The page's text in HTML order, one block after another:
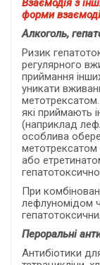
Взаємодія з
форми
Алкоголь,
Ризик
регулярного
приймання
уникати
метотрексатом.
які приймають
(наприклад
особлива
метотрексатом
або
При
лефлуномідом
Пероральні
Антибіотики